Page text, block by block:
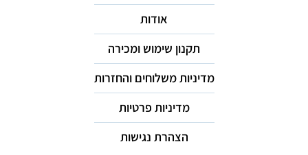
אודות
תקנון שימוש ומכירה
מדיניות משלוחים והחזרות
מדיניות פרטיות
הצהרת נגישות